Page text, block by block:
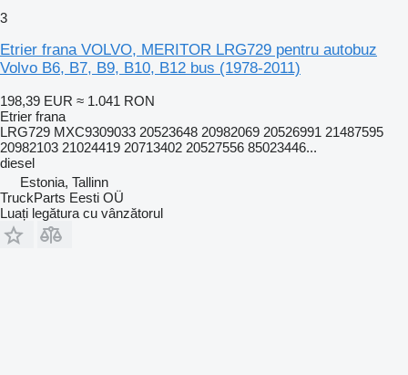
3
Etrier frana VOLVO, MERITOR LRG729 pentru autobuz
Volvo B6, B7, B9, B10, B12 bus (1978-2011)
198,39 EUR ≈ 1.041 RON
Etrier frana
LRG729 MXC9309033 20523648 20982069 20526991 21487595
20982103 21024419 20713402 20527556 85023446...
diesel
Estonia, Tallinn
TruckParts Eesti OÜ
Luați legătura cu vânzătorul